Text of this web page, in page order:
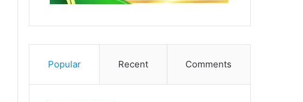
Popular Recent Comments